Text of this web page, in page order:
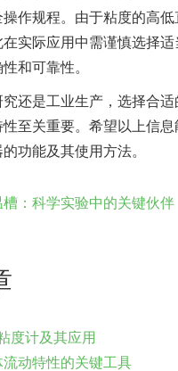
作规程。由于粘度的高
实际应用中需谨慎选择适
和可靠性。
还是工业生产，选择合
至关重要。希望以上信
功能及其使用方法。
槽：科学实验中的关键伙伴
度计及其应用
动特性的关键工具